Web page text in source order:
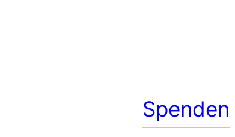
Spenden